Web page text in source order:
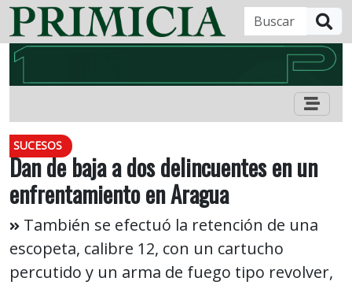
SUCESOS
Dan de baja a dos delincuentes en un
enfrentamiento en Aragua
También se efectuó la retención de una
escopeta, calibre 12, con un cartucho
percutido y un arma de fuego tipo revolver,